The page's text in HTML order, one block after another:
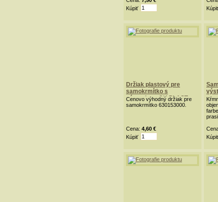
Kúpiť
Kúpiť
Držiak plastový pre
samokrmítko s
výstupkom OK PLAST
červený
Cenovo výhodný držiak pre
samokrmítko 630153000.
Cena: 4,60 €
Kúpiť
Kúpiť